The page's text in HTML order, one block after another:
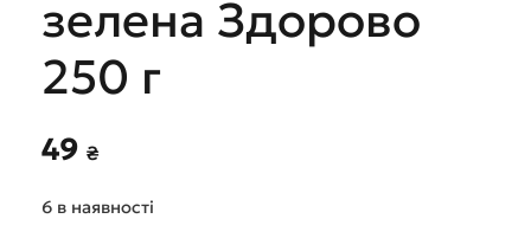
зелена Здорово
250 г
49 ₴
6 в наявності